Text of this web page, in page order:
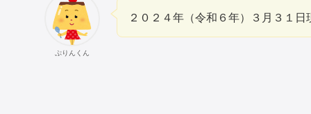
ぷりんくん
２０２４年（令和６年）３月３１